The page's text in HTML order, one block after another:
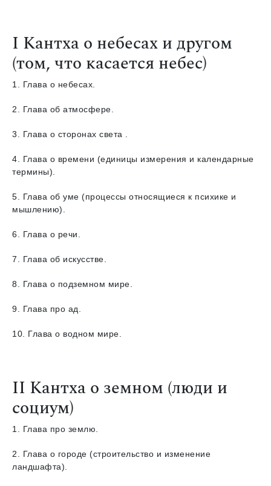
I Кантха о небесах и другом
(том, что касается небес)
1. Глава о небесах.
2. Глава об атмосфере.
3. Глава о сторонах света .
4. Глава о времени (единицы измерения и календарные
термины).
5. Глава об уме (процессы относящиеся к психике и
мышлению).
6. Глава о речи.
7. Глава об искусстве.
8. Глава о подземном мире.
9. Глава про ад.
10. Глава о водном мире.
II Кантха о земном (люди и
социум)
1. Глава про землю.
2. Глава о городе (строительство и изменение
ландшафта).